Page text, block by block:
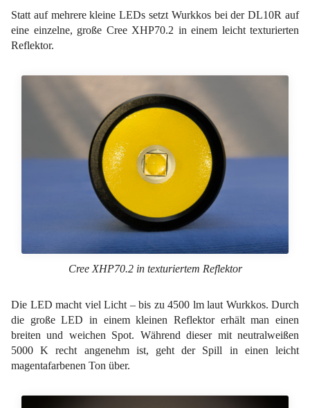
Statt auf mehrere kleine LEDs setzt Wurkkos bei der DL10R auf
eine einzelne, große Cree XHP70.2 in einem leicht texturierten
Reflektor.
Cree XHP70.2 in texturiertem Reflektor
Die LED macht viel Licht – bis zu 4500 lm laut Wurkkos. Durch
die große LED in einem kleinen Reflektor erhält man einen
breiten und weichen Spot. Während dieser mit neutralweißen
5000 K recht angenehm ist, geht der Spill in einen leicht
magentafarbenen Ton über.